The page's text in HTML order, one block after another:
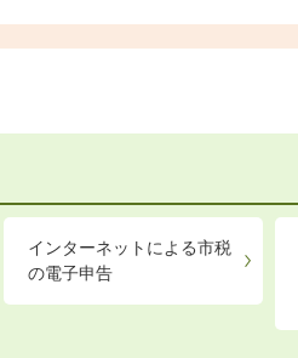
インターネットによる市税
の電子申告